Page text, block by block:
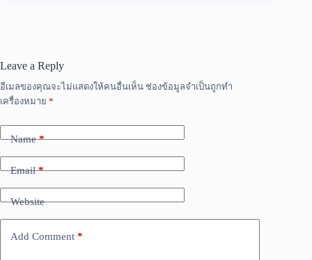
Leave a Reply
อีเมลของคุณจะไม่แสดงให้คนอื่นเห็น ช่องข้อมูลจำเป็นถูกทำ
เครื่องหมาย *
Name*
Email*
Website
Add Comment *